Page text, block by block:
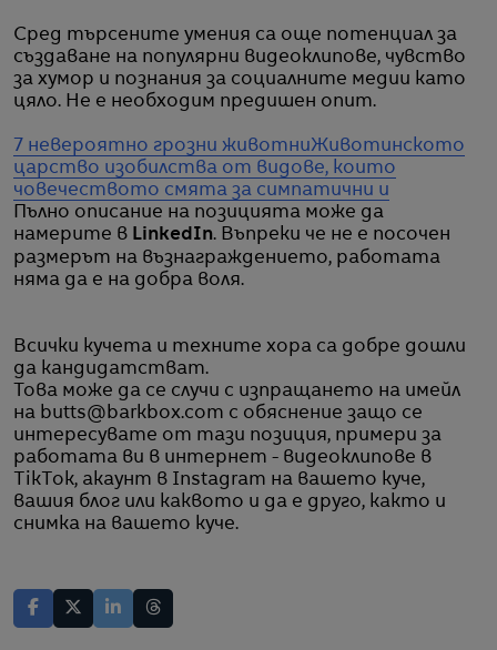
Сред търсените умения са още потенциал за
създаване на популярни видеоклипове, чувство
за хумор и познания за социалните медии като
цяло. Не е необходим предишен опит.
7 невероятно грозни животниЖивотинското
царство изобилства от видове, които
човечеството смята за симпатични и
Пълно описание на позицията може да
намерите в LinkedIn. Въпреки че не е посочен
размерът на възнаграждението, работата
няма да е на добра воля.
Всички кучета и техните хора са добре дошли
да кандидатстват.
Това може да се случи с изпращането на имейл
на butts@barkbox.com с обяснение защо се
интересувате от тази позиция, примери за
работата ви в интернет - видеоклипове в
TikTok, акаунт в Instagram на вашето куче,
вашия блог или каквото и да е друго, както и
снимка на вашето куче.